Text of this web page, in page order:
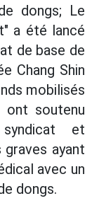
dongs; Le
a été lancé
de base de
Chang Shin
mobilisés
ont soutenu
et
ayant
avec un
dongs.